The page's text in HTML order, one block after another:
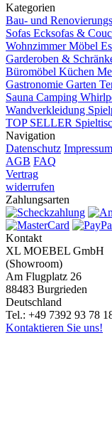
Kategorien
Bau- und
Sofas Ecksofas &
Wohnzimmer Möbel
Garderoben &
Büromöbel Küchen
Gastronomie Garten
Sauna Camping
Wandverkleidung
TOP SELLER
Navigation
Datenschutz Impressum
AGB FAQ
Vertrag
widerrufen
Zahlungsarten
Kontakt
XL MOEBEL GmbH
(Showroom)
Am Flugplatz 26
88483 Burgrieden
Deutschland
Tel.: +49 7392 93 78
Kontaktieren Sie uns!